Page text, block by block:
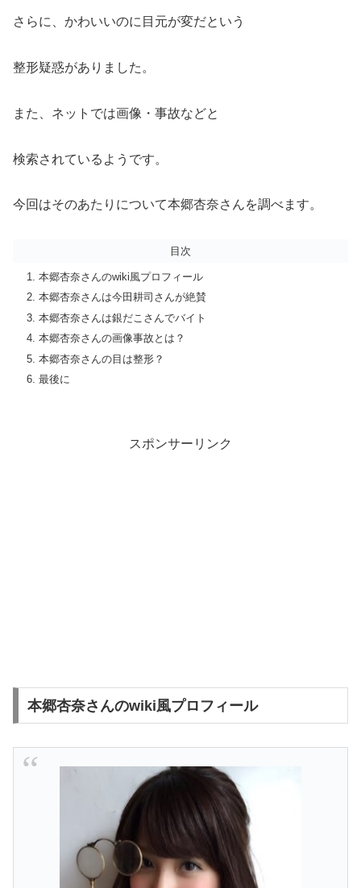
さらに、かわいいのに目元が変だという
整形疑惑がありました。
また、ネットでは画像・事故などと
検索されているようです。
今回はそのあたりについて本郷杏奈さんを調べます。
目次
本郷杏奈さんのwiki風プロフィール
本郷杏奈さんは今田耕司さんが絶賛
本郷杏奈さんは銀だこさんでバイト
本郷杏奈さんの画像事故とは？
本郷杏奈さんの目は整形？
最後に
スポンサーリンク
本郷杏奈さんのwiki風プロフィール